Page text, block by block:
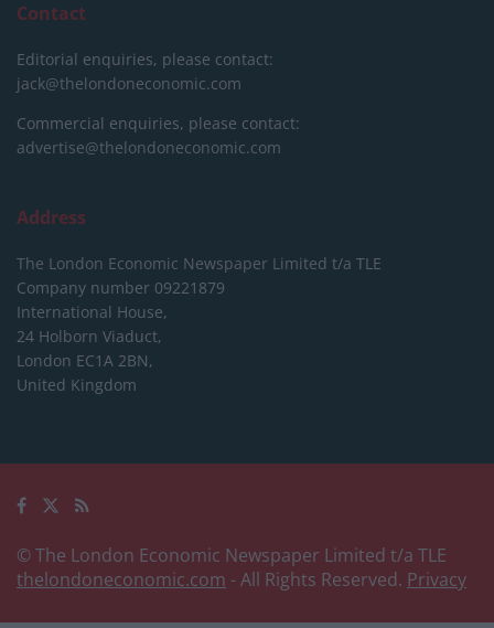
Contact
Editorial enquiries, please contact:
jack@thelondoneconomic.com
Commercial enquiries, please contact:
advertise@thelondoneconomic.com
Address
The London Economic Newspaper Limited t/a TLE
Company number 09221879
International House,
24 Holborn Viaduct,
London EC1A 2BN,
United Kingdom
© The London Economic Newspaper Limited t/a TLE
thelondoneconomic.com - All Rights Reserved. Privacy